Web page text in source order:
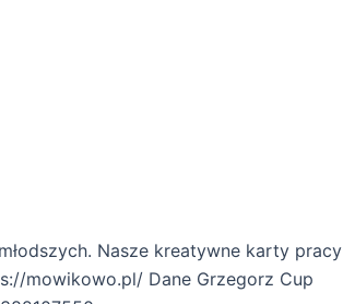
Nasze kreatywne karty pracy
mowikowo.pl/ Dane Grzegorz Cup